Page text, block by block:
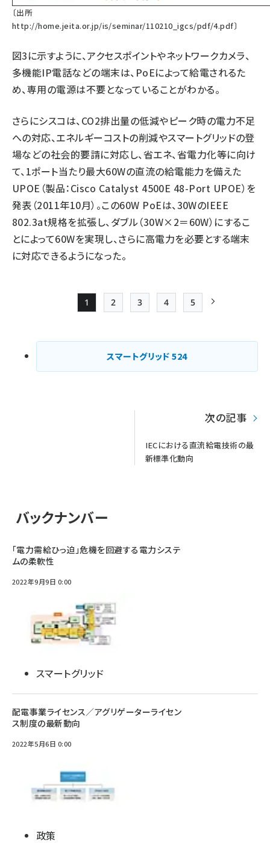
〔出所
http://home.jeita.or.jp/is/seminar/110210_igcs/pdf/4.pdf〕
図3に示すように、アクセスポイントやネットワークカメラ、
多機能IP電話などの端末は、PoEによって給電されるた
め、専用の電源は不要となっていることがわかる。
さらにシスコは、CO2排出量の低減やピーク時の電力不足
への対応、エネルギーコストの削減やスマートグリッドの登
場などの社会的要請に対応し、省エネ、省電力化等に向け
て、1ポート当たり最大60Wの直流の給電能力を備えた
UPOE（製品：Cisco Catalyst 4500E 48-Port UPOE）を
発表（2011年10月）。この60W PoEは、30WのIEEE
802.3at規格を拡張し、ダブル（30W×2＝60W）にするこ
とによって60Wを実現し、さらに高電力を必要とする端末
に対応できるようになった。
ジ
送
Page
1
Page
2
Page
3
Page
4
Page
5
スマートグリッド524
次の記事
IECにおける直流給電技術の最
新標準化動向
バックナンバー
「電力需給ひっ迫」危機を回避する電力システ
ムの柔軟性
2022年9月9日 0:00
スマートグリッド
配電事業ライセンス／アグリゲーターライセン
ス制度の最新動向
2022年5月6日 0:00
政策